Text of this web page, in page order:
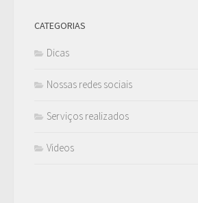
CATEGORIAS
Dicas
Nossas redes sociais
Serviços realizados
Videos